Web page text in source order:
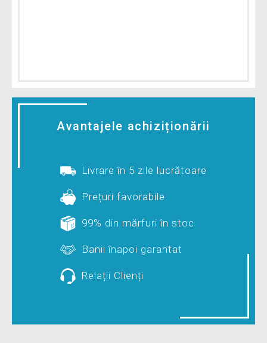
Avantajele achiziționării
Livrare în 5 zile lucrătoare
Prețuri favorabile
99% din mărfuri în stoc
Banii înapoi garantat
Relații Clienți